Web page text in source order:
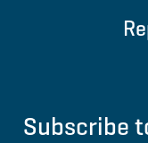
Subscribe